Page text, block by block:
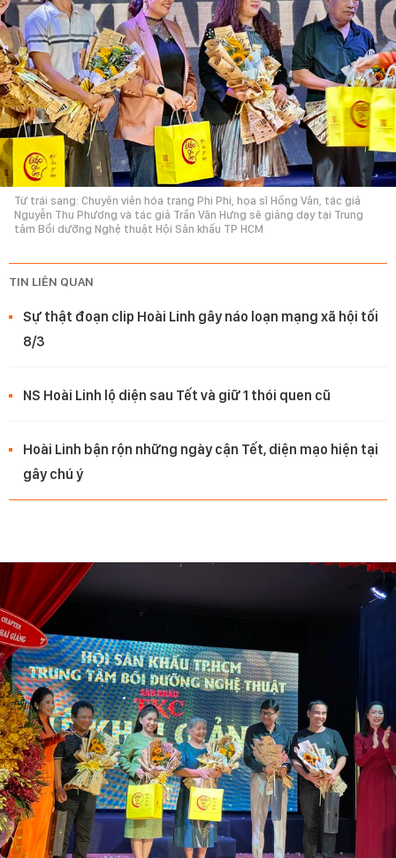
Từ trái sang: Chuyên viên hóa trang Phi Phi, họa sĩ Hồng Vân, tác giả
Nguyễn Thu Phương và tác giả Trần Văn Hưng sẽ giảng dạy tại Trung
tâm Bồi dưỡng Nghệ thuật Hội Sân khấu TP HCM
TIN LIÊN QUAN
Sự thật đoạn clip Hoài Linh gây náo loạn mạng xã hội tối
8/3
NS Hoài Linh lộ diện sau Tết và giữ 1 thói quen cũ
Hoài Linh bận rộn những ngày cận Tết, diện mạo hiện tại
gây chú ý